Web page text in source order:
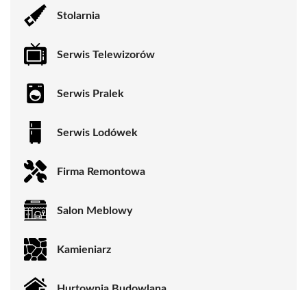
Stolarnia
Serwis Telewizorów
Serwis Pralek
Serwis Lodówek
Firma Remontowa
Salon Meblowy
Kamieniarz